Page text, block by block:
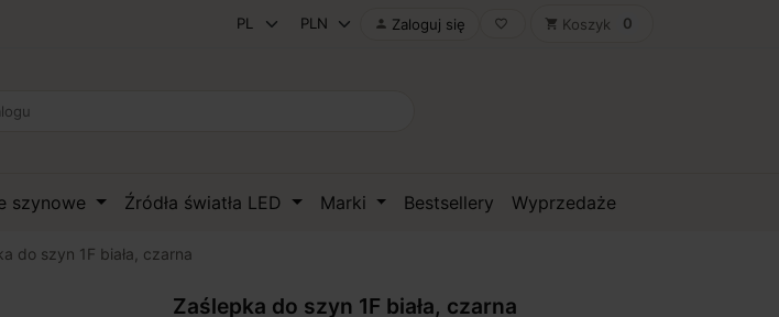
 Zaloguj się favorite_border shopping_cart Koszyk 0
szynowe Źródła światła LED Marki Bestsellery Wyprzedaże
do szyn 1F biała, czarna
Zaślepka do szyn 1F biała, czarna